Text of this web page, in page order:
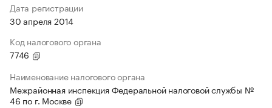
Дата регистрации
30 апреля 2014
Код налогового органа
7746
Наименование налогового органа
Межрайонная инспекция Федеральной налоговой службы №
46 по г. Москве